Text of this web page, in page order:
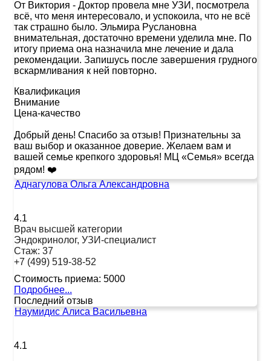
От Виктория - Доктор провела мне УЗИ, посмотрела
всё, что меня интересовало, и успокоила, что не всё
так страшно было. Эльмира Руслановна
внимательная, достаточно времени уделила мне. По
итогу приема она назначила мне лечение и дала
рекомендации. Запишусь после завершения грудного
вскармливания к ней повторно.
Квалификация
Внимание
Цена-качество
Добрый день! Спасибо за отзыв! Признательны за
ваш выбор и оказанное доверие. Желаем вам и
вашей семье крепкого здоровья! МЦ «Семья» всегда
рядом! ❤️
Аднагулова Ольга Александровна
4.1
Врач высшей категории
Эндокринолог, УЗИ-специалист
Стаж: 37
+7 (499) 519-38-52
Стоимость приема: 5000
Подробнее...
Последний отзыв
Наумидис Алиса Васильевна
4.1